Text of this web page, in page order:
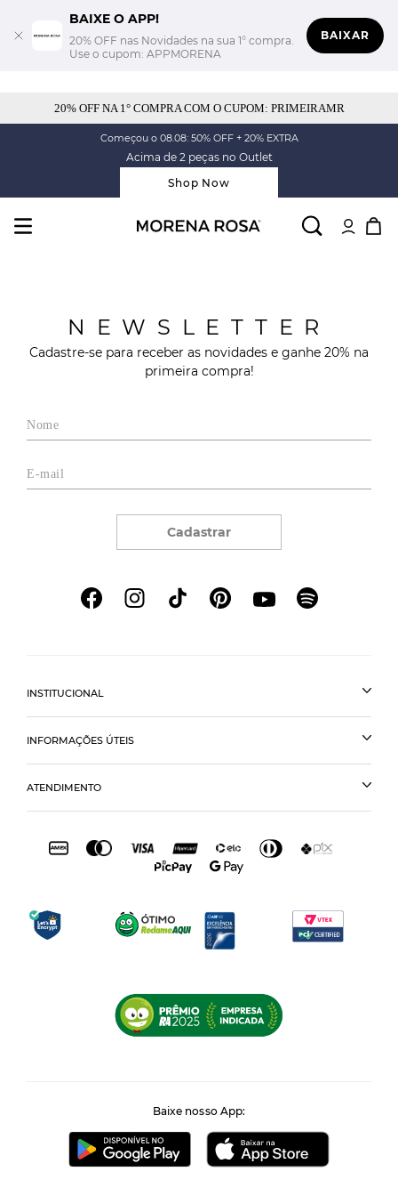
BAIXE O APP!
20% OFF nas Novidades na sua 1° compra.
Use o cupom: APPMORENA
BAIXAR
20% OFF NA 1° COMPRA COM O CUPOM: PRIMEIRAMR
Começou o 08.08: 50% OFF + 20% EXTRA
Acima de 2 peças no Outlet
Shop Now
NEWSLETTER
Cadastre-se para receber as novidades e ganhe 20% na
primeira compra!
Cadastrar
INSTITUCIONAL
INFORMAÇÕES ÚTEIS
ATENDIMENTO
Baixe nosso App: